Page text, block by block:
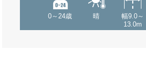
0～24歳 晴
幅9.0～
13.0m